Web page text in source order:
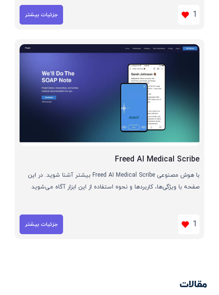
1 جزئیات بیشتر
Freed AI Medical Scribe
با هوش مصنوعی Freed AI Medical Scribe بیشتر آشنا شوید. در این
صفحه با ویژگی‌ها، کاربردها و نحوه استفاده از این ابزار آگاه می‌شوید
1 جزئیات بیشتر
مقالات